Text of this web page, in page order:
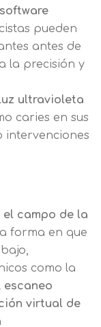
software
pueden
antes de
la precisión y
ultravioleta
caries en sus
intervenciones
campo de la
forma en que
como la
escaneo
virtual de